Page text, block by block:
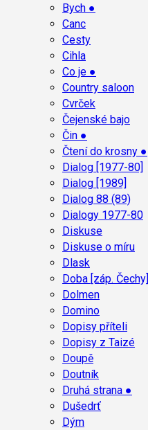
Bych ●
Canc
Cesty
Cihla
Co je ●
Country saloon
Cvrček
Čejenské bajo
Čin ●
Čtení do krosny ●
Dialog [1977-80]
Dialog [1989]
Dialog 88 (89)
Dialogy 1977-80
Diskuse
Diskuse o míru
Dlask
Doba [záp. Čechy]
Dolmen
Domino
Dopisy příteli
Dopisy z Taizé
Doupě
Doutník
Druhá strana ●
Dušedrť
Dým